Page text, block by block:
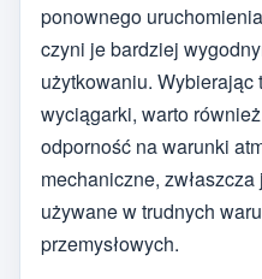
ponownego
czyni je bardziej
użytkowaniu.
wyciągarki, warto
odporność na warunki
mechaniczne,
używane w trudnych
przemysłowych.